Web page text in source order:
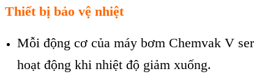
Thiết bị bảo vệ nhiệt
Mỗi động cơ của máy bơm Chemvak V
hoạt động khi nhiệt độ giảm xuống.